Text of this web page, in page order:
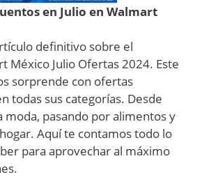
en Julio en Walmart
definitivo sobre el
México Julio Ofertas 2024. Este
sorprende con ofertas
todas sus categorías. Desde
moda, pasando por alimentos y
Aquí te contamos todo lo
para aprovechar al máximo